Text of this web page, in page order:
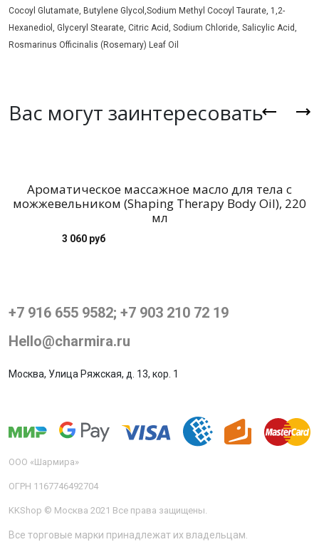
Cocoyl Glutamate, Butylene Glycol,Sodium Methyl Cocoyl Taurate, 1,2-
Hexanediol, Glyceryl Stearate, Citric Acid, Sodium Chloride, Salicylic Acid,
Rosmarinus Officinalis (Rosemary) Leaf Oil
Вас могут заинтересовать
Ароматическое массажное масло для тела с
можжевельником (Shaping Therapy Body Oil), 220
мл
3 060 руб
+7 916 655 9582; +7 903 210 72 19
Hello@charmira.ru
Москва, Улица Ряжская, д. 13, кор. 1
ООО «Шармира»
ОГРН 1167746492704
KKShop © Москва 2021 Все права защищены.
Все торговые марки принадлежат их владельцам.